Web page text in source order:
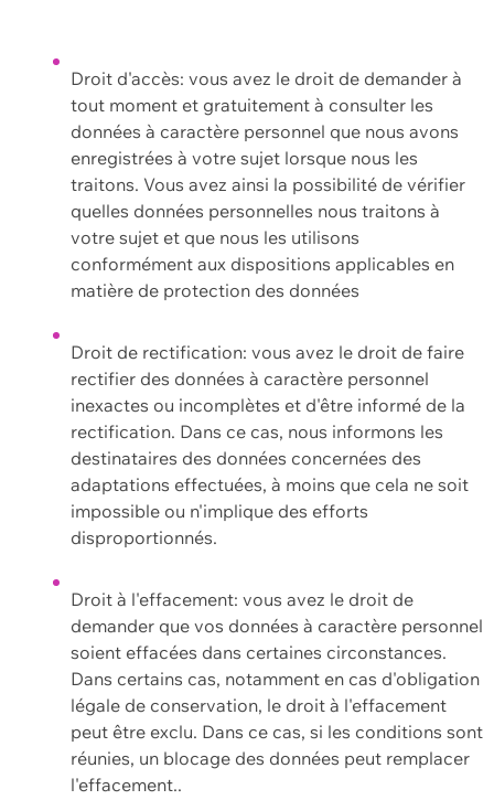
Droit d'accès: vous avez le droit de demander à
tout moment et gratuitement à consulter les
données à caractère personnel que nous avons
enregistrées à votre sujet lorsque nous les
traitons. Vous avez ainsi la possibilité de vérifier
quelles données personnelles nous traitons à
votre sujet et que nous les utilisons
conformément aux dispositions applicables en
matière de protection des données
Droit de rectification: vous avez le droit de faire
rectifier des données à caractère personnel
inexactes ou incomplètes et d'être informé de la
rectification. Dans ce cas, nous informons les
destinataires des données concernées des
adaptations effectuées, à moins que cela ne soit
impossible ou n'implique des efforts
disproportionnés.
Droit à l'effacement: vous avez le droit de
demander que vos données à caractère personnel
soient effacées dans certaines circonstances.
Dans certains cas, notamment en cas d'obligation
légale de conservation, le droit à l'effacement
peut être exclu. Dans ce cas, si les conditions sont
réunies, un blocage des données peut remplacer
l'effacement..